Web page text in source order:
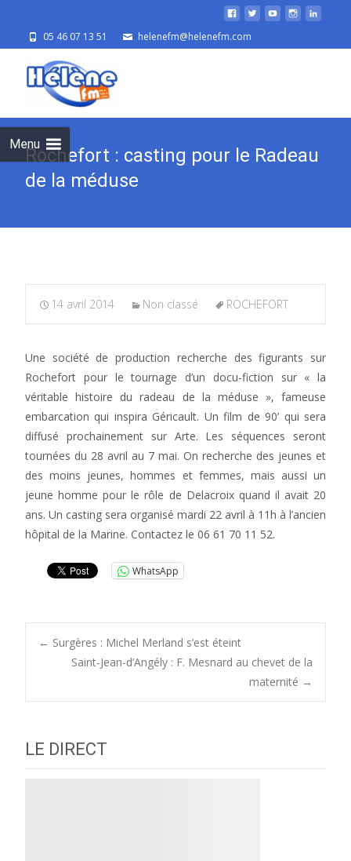
05 46 07 13 51 helenefm@helenefm.com
Menu
Rochefort : casting pour le Radeau
de la méduse
14 avril 2014 Non classé ROCHEFORT
Une société de production recherche des figurants sur
Rochefort pour le tournage d’un docu-fiction sur « la
véritable histoire du radeau de la méduse », fameuse
embarcation qui inspira Géricault. Un film de 90’ qui sera
diffusé prochainement sur Arte. Les séquences seront
tournées du 28 avril au 7 mai. On recherche des jeunes et
des moins jeunes, hommes et femmes, mais aussi un
jeune homme pour le rôle de Delacroix quand il avait 20
ans. Un casting sera organisé mardi 22 avril à 11h à l’ancien
hôpital de la Marine. Contactez le 06 61 70 11 52.
WhatsApp
Post
navigation
← Surgères : Michel Merland s’est éteint
Saint-Jean-d’Angély : F. Mesnard au chevet de la
maternité →
LE DIRECT